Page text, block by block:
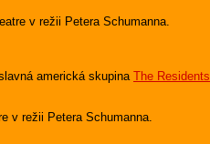
v režii Petera Schumanna.
americká skupina The Residents
v režii Petera Schumanna.